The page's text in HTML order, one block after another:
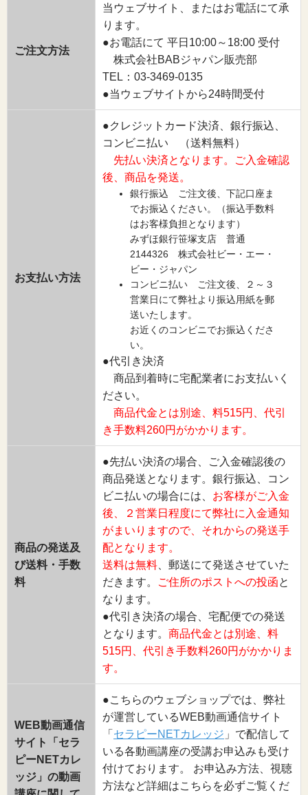
ご注文方法
当ウェブサイト、またはお電話にて承
ります。
●お電話にて 平日10:00～18:00 受付
株式会社BABジャパン販売部
TEL：03-3469-0135
●当ウェブサイトから24時間受付
お支払い方法
●クレジットカード決済、銀行振込、
コンビニ払い （送料無料）
先払い決済となります。ご入金確認
後、商品を発送。
銀行振込 ご注文後、下記口座ま
でお振込ください。（振込手数料
はお客様負担となります）
みずほ銀行笹塚支店 普通
2144326 株式会社ビー・エー・
ビー・ジャパン
コンビニ払い ご注文後、２～３
営業日にて弊社より振込用紙を郵
送いたします。
お近くのコンビニでお振込くださ
い。
●代引き決済
商品到着時に宅配業者にお支払いく
ださい。
商品代金とは別途、料515円、代引
き手数料260円がかかります。
商品の発送及
び送料・手数
料
●先払い決済の場合、ご入金確認後の
商品発送となります。銀行振込、コン
ビニ払いの場合には、 お客様がご入金
後、２営業日程度にて弊社に入金通知
がまいりますので、それからの発送手
配となります。
送料は無料 、郵送にて発送させていた
だきます。
ご住所のポストへの投函と
なります。
●代引き決済の場合、宅配便での発送
となります。 商品代金とは別途、料
515円、代引き手数料260円がかかりま
す。
WEB動画通信
サイト「セラ
ピーNETカレ
ッジ」の動画
●こちらのウェブショップでは、弊社
が運営しているWEB動画通信サイト
「 セラピーNETカレッジ 」で配信して
いる各動画講座の受講お申込みも受け
付けております。 お申込み方法、視聴
方法など詳細はこちらを必ずご覧くだ